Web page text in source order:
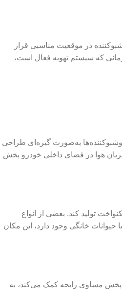
در موقعیت مناسبی قرار
که سیستم تهویه فعال است،
به‌صورت گیره‌ای طراحی
هوا در فضای داخلی خودرو پخش
تولید کند. بعضی از انواع
خانگی وجود دارد، این مکان
پخش مساوی رایحه کمک می‌کند، به